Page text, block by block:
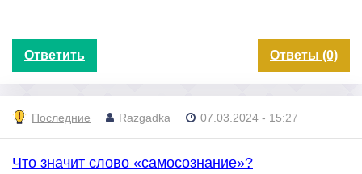
Ответить Ответы (0)
Последние Razgadka 07.03.2024 - 15:27
Что значит слово «самосознание»?